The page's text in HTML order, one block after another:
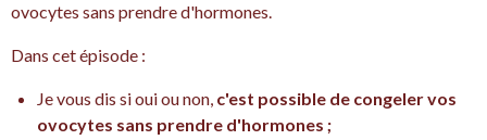
ovocytes sans prendre d'hormones.
Dans cet épisode :
Je vous dis si oui ou non, c'est possible de congeler vos
ovocytes sans prendre d'hormones ;